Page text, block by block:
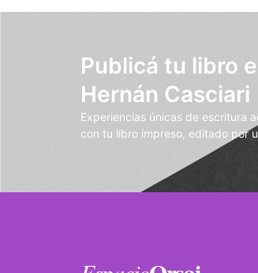
Publicá tu libro
Hernán Casciari
Experiencias únicas de escritura
con tu libro impreso, editado por